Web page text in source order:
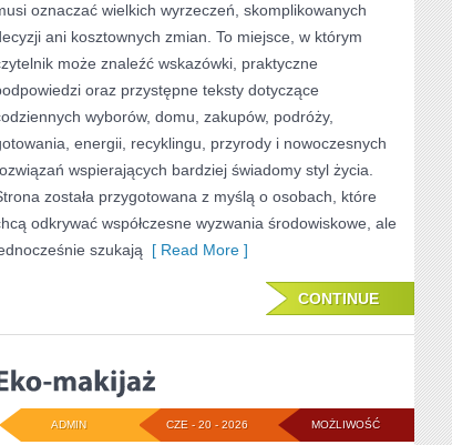
PODRÓŻY
oznaczać wielkich wyrzeczeń, skomplikowanych
ani kosztownych zmian. To miejsce, w którym
może znaleźć wskazówki, praktyczne
oraz przystępne teksty dotyczące
wyborów, domu, zakupów, podróży,
energii, recyklingu, przyrody i nowoczesnych
wspierających bardziej świadomy styl życia.
została przygotowana z myślą o osobach, które
odkrywać współczesne wyzwania środowiskowe, ale
szukają [ Read More ]
CONTINUE
MOŻLIWOŚĆ
CZE - 20 - 2026
ADMIN